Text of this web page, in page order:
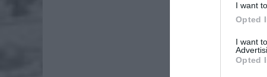
I want
Opted
I want
Opted